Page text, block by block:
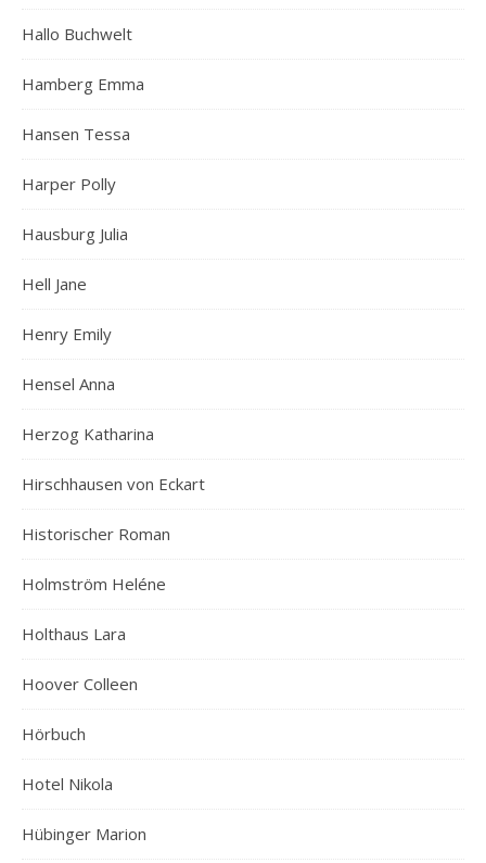
Hallo Buchwelt
Hamberg Emma
Hansen Tessa
Harper Polly
Hausburg Julia
Hell Jane
Henry Emily
Hensel Anna
Herzog Katharina
Hirschhausen von Eckart
Historischer Roman
Holmström Heléne
Holthaus Lara
Hoover Colleen
Hörbuch
Hotel Nikola
Hübinger Marion